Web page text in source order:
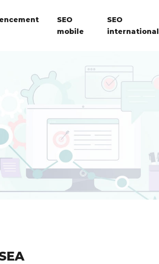
SEO
mobile
SEO
international